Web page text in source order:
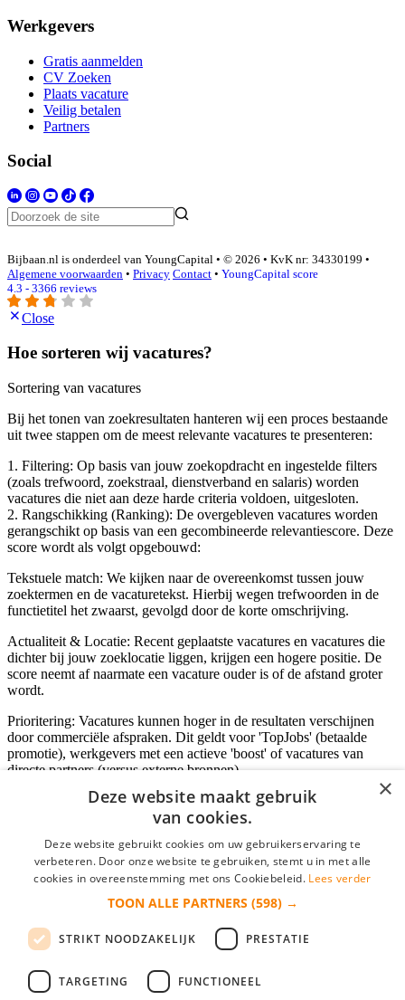
Werkgevers
Gratis aanmelden
CV Zoeken
Plaats vacature
Veilig betalen
Partners
Social
Bijbaan.nl is onderdeel van YoungCapital • © 2026 • KvK nr: 34330199 •
Algemene voorwaarden • Privacy Contact • YoungCapital score
4.3 - 3366 reviews
Close
Hoe sorteren wij vacatures?
Sortering van vacatures
Bij het tonen van zoekresultaten hanteren wij een proces bestaande
uit twee stappen om de meest relevante vacatures te presenteren:
1. Filtering: Op basis van jouw zoekopdracht en ingestelde filters
(zoals trefwoord, zoekstraal, dienstverband en salaris) worden
vacatures die niet aan deze harde criteria voldoen, uitgesloten.
2. Rangschikking (Ranking): De overgebleven vacatures worden
gerangschikt op basis van een gecombineerde relevantiescore. Deze
score wordt als volgt opgebouwd:
Tekstuele match: We kijken naar de overeenkomst tussen jouw
zoektermen en de vacaturetekst. Hierbij wegen trefwoorden in de
functietitel het zwaarst, gevolgd door de korte omschrijving.
Actualiteit & Locatie: Recent geplaatste vacatures en vacatures die
dichter bij jouw zoeklocatie liggen, krijgen een hogere positie. De
score neemt af naarmate een vacature ouder is of de afstand groter
wordt.
Prioritering: Vacatures kunnen hoger in de resultaten verschijnen
door commerciële afspraken. Dit geldt voor 'TopJobs' (betaalde
promotie), werkgevers met een actieve 'boost' of vacatures van
directe partners (versus externe bronnen).
Inloggen als bedrijf
*
login gegevens onthouden
login
×
Deze website maakt gebruik
van cookies.
Deze website gebruikt cookies om uw gebruikerservaring te
verbeteren. Door onze website te gebruiken, stemt u in met alle
cookies in overeenstemming met ons Cookiebeleid. Lees verder
TOON ALLE PARTNERS (598) →
STRIKT NOODZAKELIJK PRESTATIE
TARGETING FUNCTIONEEL